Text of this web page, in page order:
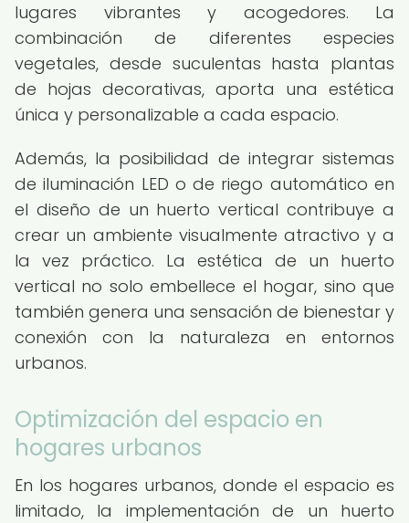
lugares vibrantes y acogedores. La
combinación de diferentes especies
vegetales, desde suculentas hasta plantas
de hojas decorativas, aporta una estética
única y personalizable a cada espacio.
Además, la posibilidad de integrar sistemas
de iluminación LED o de riego automático en
el diseño de un huerto vertical contribuye a
crear un ambiente visualmente atractivo y a
la vez práctico. La estética de un huerto
vertical no solo embellece el hogar, sino que
también genera una sensación de bienestar y
conexión con la naturaleza en entornos
urbanos.
Optimización del espacio en
hogares urbanos
En los hogares urbanos, donde el espacio es
limitado, la implementación de un huerto